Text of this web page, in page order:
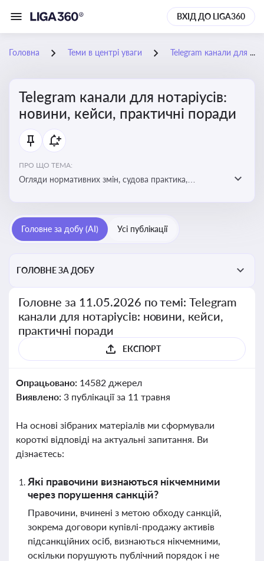
ВХІД ДО LIGA360
Головна Теми в центрі уваги Telegram канали для нотаріусів: новини, кейси, практичні поради
Telegram канали для нотаріусів:
новини, кейси, практичні поради
ПРО ЩО ТЕМА:
Огляди нормативних змін, судова практика,
нотаріусів
Головне за добу (AI) Усі публікації
ГОЛОВНЕ ЗА ДОБУ
Головне за 11.05.2026 по темі: Telegram
канали для нотаріусів: новини, кейси,
практичні поради
ЕКСПОРТ
Опрацьовано: 14582 джерел
Виявлено: 3 публікації за 11 травня
На основі зібраних матеріалів ми сформували
короткі відповіді на актуальні запитання. Ви
дізнаєтесь:
Які правочини визнаються нікчемними
через порушення санкцій?
Правочини, вчинені з метою обходу санкцій,
зокрема договори купівлі-продажу активів
підсанкційних осіб, визнаються нікчемними,
оскільки порушують публічний порядок і не